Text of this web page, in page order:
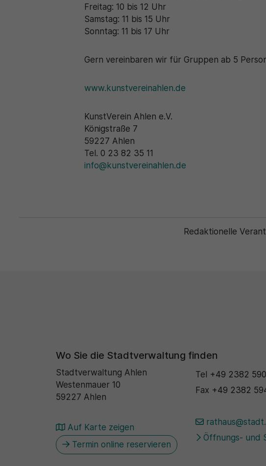
Freitag: 10 bis 12 Uhr
Samstag: 11 bis 15 Uhr
Sonntag: 11 bis 17 Uhr
Gern vereinbaren wir für Gruppen ab 5
www.kunstvereinahlen.de
KunstVerein Ahlen e.V.
Königstraße 7
59227 Ahlen
Tel. 0 23 82 35 11
info@kunstvereinahlen.de
Redaktionelle
Wo Sie die Stadtverwaltung finden
Stadtverwaltung Ahlen
Westenmauer 10
59227 Ahlen
Auf Karte zeigen
Termin online reservieren
Tel +49 2382 590
Fax +49 2382
Öffnungs- und